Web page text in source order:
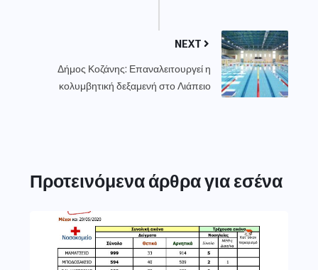
NEXT
Δήμος Κοζάνης: Επαναλειτουργεί η
κολυμβητική δεξαμενή στο Λιάπειο
Προτεινόμενα άρθρα για εσένα